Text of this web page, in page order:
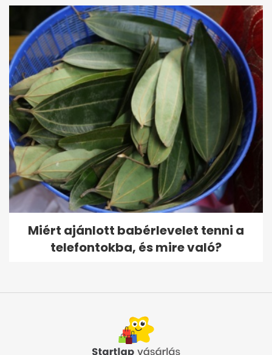
Miért ajánlott babérlevelet tenni a
telefontokba, és mire való?